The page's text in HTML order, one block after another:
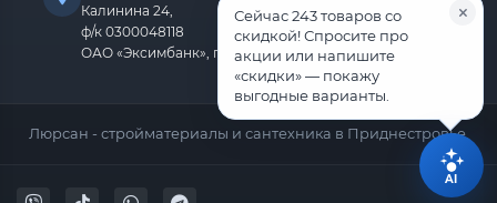
Калинина 24,
ф/к 0300048118
ОАО «Эксимбанк», г.Бендеры, р/с 2212670000000818
Люрсан - стройматериалы и сантехника в Приднестровье.
Сейчас 243 товаров со
скидкой! Спросите про
акции или напишите
«скидки» — покажу
выгодные варианты.
AI